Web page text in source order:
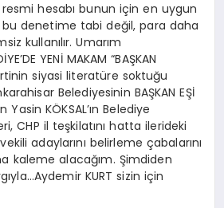
resmi hesabı bunun için en uygun
bu denetime tabi değil, para daha
kullanılır. Umarım
YENİ MAKAM “BAŞKAN
siyasi literatüre soktuğu
Belediyesinin BAŞKAN EŞİ
KÖKSAL’ın Belediye
CHP il teşkilatını hatta ilerideki
adaylarını belirleme çabalarını
kaleme alacağım. Şimdiden
KURT sizin için